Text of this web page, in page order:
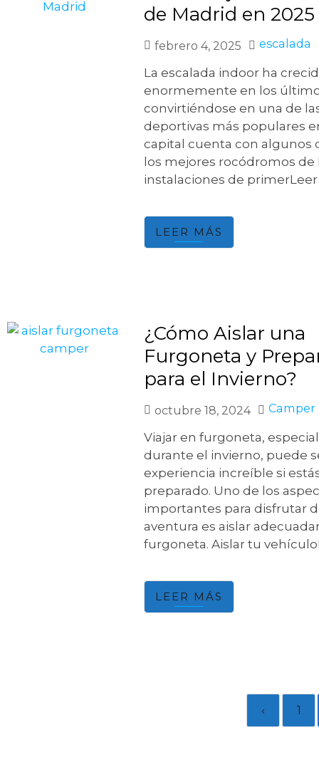
de Madrid en 2025
febrero 4, 2025 escalada
La escalada indoor ha
enormemente en los
convirtiéndose en una de
deportivas más populares
capital cuenta con algunos
los mejores rocódromos de
instalaciones de
LEER MÁS
¿Cómo Aislar una
Furgoneta y
para el Invierno?
octubre 18, 2024 Camper
Viajar en furgoneta,
durante el invierno, puede
experiencia increíble si
preparado. Uno de los
importantes para disfrutar
aventura es aislar
furgoneta. Aislar tu
LEER MÁS
‹ 1